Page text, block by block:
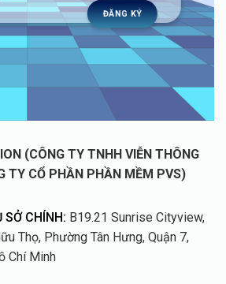
(CÔNG TY TNHH VIỄN THÔNG
TY CỔ PHẦN PHẦN MỀM PVS)
CHÍNH: B19.21 Sunrise Cityview,
Thọ, Phường Tân Hưng, Quận 7,
Chí Minh